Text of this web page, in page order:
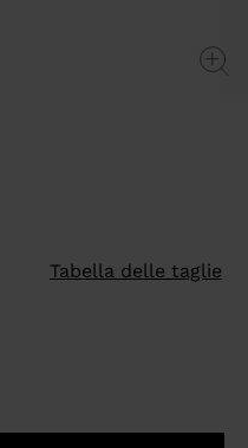
Tabella delle taglie